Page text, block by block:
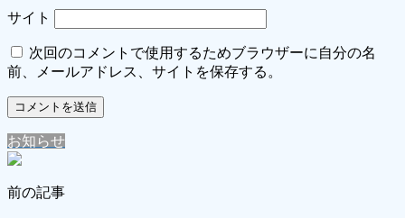
サイト
次回のコメントで使用するためブラウザーに自分の名
前、メールアドレス、サイトを保存する。
お知らせ
前の記事